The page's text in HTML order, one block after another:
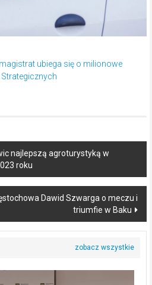
ubiega się o milionowe
najlepszą agroturystyką w
roku
Dawid Szwarga o meczu i
triumfie w Baku